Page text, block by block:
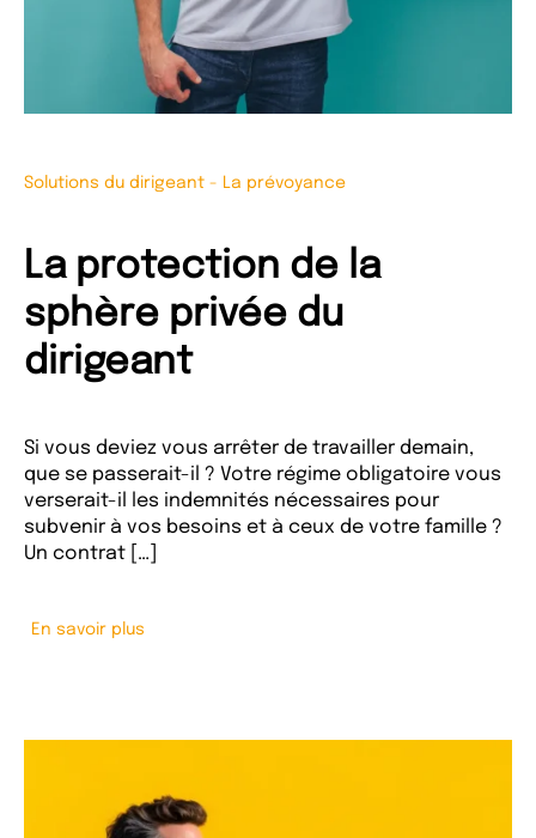
Solutions du dirigeant - La prévoyance
La protection de la
sphère privée du
dirigeant
Si vous deviez vous arrêter de travailler demain,
que se passerait-il ? Votre régime obligatoire vous
verserait-il les indemnités nécessaires pour
subvenir à vos besoins et à ceux de votre famille ?
Un contrat […]
En savoir plus